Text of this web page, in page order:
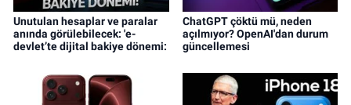
Unutulan hesaplar ve paralar
anında görülebilecek: 'e-
devlet’te dijital bakiye dönemi:
ChatGPT çöktü mü, neden
açılmıyor? OpenAI'dan durum
güncellemesi